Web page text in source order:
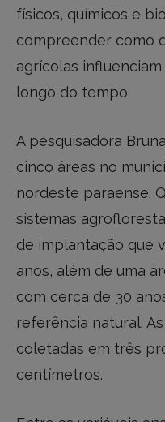
físicos, químicos e
compreender como
agrícolas
longo do tempo.
A pesquisadora
cinco áreas no
nordeste paraense.
sistemas
de implantação que
anos, além de uma
com cerca de 30
referência natural.
coletadas em três
centímetros.